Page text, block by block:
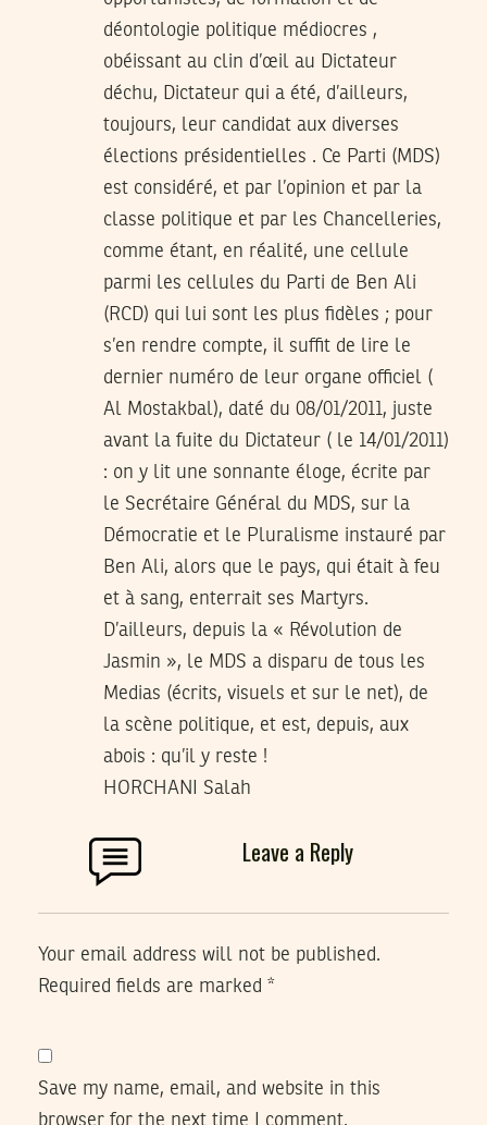
déontologie politique médiocres ,
obéissant au clin d’œil au Dictateur
déchu, Dictateur qui a été, d’ailleurs,
toujours, leur candidat aux diverses
élections présidentielles . Ce Parti (MDS)
est considéré, et par l’opinion et par la
classe politique et par les Chancelleries,
comme étant, en réalité, une cellule
parmi les cellules du Parti de Ben Ali
(RCD) qui lui sont les plus fidèles ; pour
s’en rendre compte, il suffit de lire le
dernier numéro de leur organe officiel (
Al Mostakbal), daté du 08/01/2011, juste
avant la fuite du Dictateur ( le 14/01/2011)
: on y lit une sonnante éloge, écrite par
le Secrétaire Général du MDS, sur la
Démocratie et le Pluralisme instauré par
Ben Ali, alors que le pays, qui était à feu
et à sang, enterrait ses Martyrs.
D’ailleurs, depuis la « Révolution de
Jasmin », le MDS a disparu de tous les
Medias (écrits, visuels et sur le net), de
la scène politique, et est, depuis, aux
abois : qu’il y reste !
HORCHANI Salah
Leave a Reply
Your email address will not be published.
Required fields are marked *
Save my name, email, and website in this